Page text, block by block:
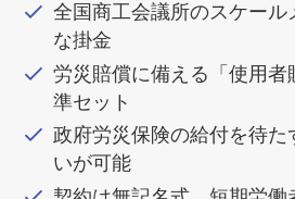
全国商工会議所のスケー
な掛金
労災賠償に備える「使用
準セット
政府労災保険の給付を待
いが可能